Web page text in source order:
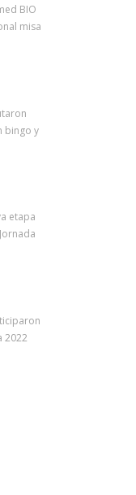
BIO
misa
bingo y
etapa
2022